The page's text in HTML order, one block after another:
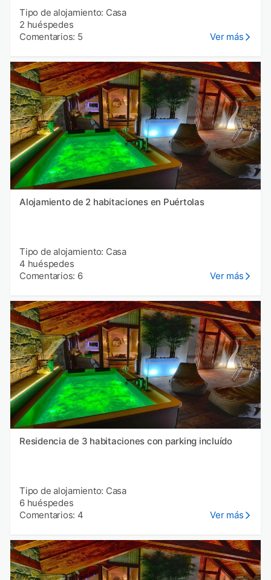
Tipo de alojamiento: Casa
2 huéspedes
Comentarios: 5
Ver más
Alojamiento de 2 habitaciones en Puértolas
Tipo de alojamiento: Casa
4 huéspedes
Comentarios: 6
Ver más
Residencia de 3 habitaciones con parking incluído
Tipo de alojamiento: Casa
6 huéspedes
Comentarios: 4
Ver más